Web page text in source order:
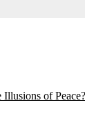
Illusions of Peace?